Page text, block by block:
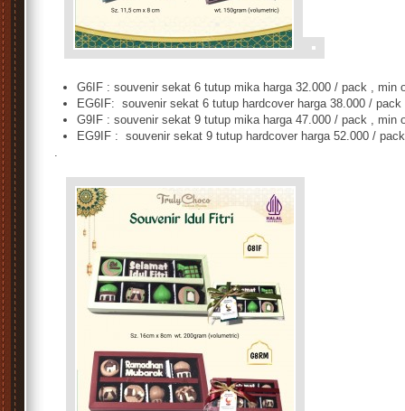
G6IF : souvenir sekat 6 tutup mika harga 32.000 / pack , min
EG6IF: souvenir sekat 6 tutup hardcover harga 38.000 /
G9IF : souvenir sekat 9 tutup mika harga 47.000 / pack , min
EG9IF : souvenir sekat 9 tutup hardcover harga 52.000 /
.